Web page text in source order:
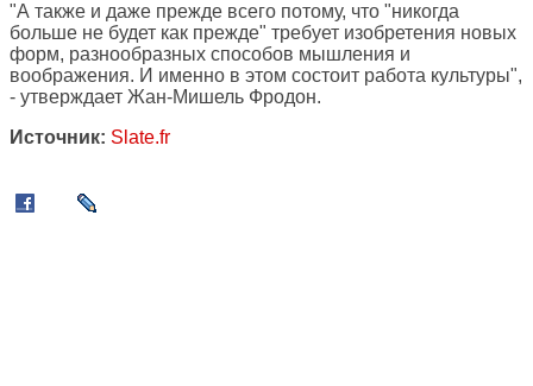
"А также и даже прежде всего потому, что "никогда
больше не будет как прежде" требует изобретения новых
форм, разнообразных способов мышления и
воображения. И именно в этом состоит работа культуры",
- утверждает Жан-Мишель Фродон.
Источник: Slate.fr